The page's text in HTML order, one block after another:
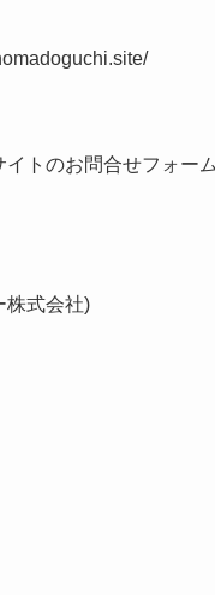
トのお問合せフォー
株式会社)